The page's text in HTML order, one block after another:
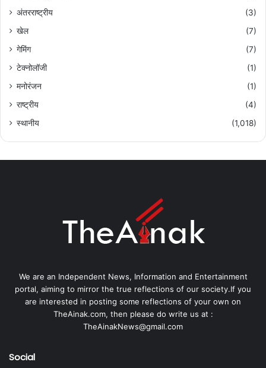
अंतरराष्ट्रीय
(3)
खेल
(7)
गेमिंग
(7)
टेक्नोलॉजी
(1)
मनोरंजन
(1)
राष्ट्रीय
(4)
स्थानीय
(1,018)
We are an Independent News, Information and Entertainment
portal, aiming to mirror the true reflections of our society.If you
are interested in posting some reflections of your own on
TheAinak.com, then please do write us at :
TheAinakNews@gmail.com
Social